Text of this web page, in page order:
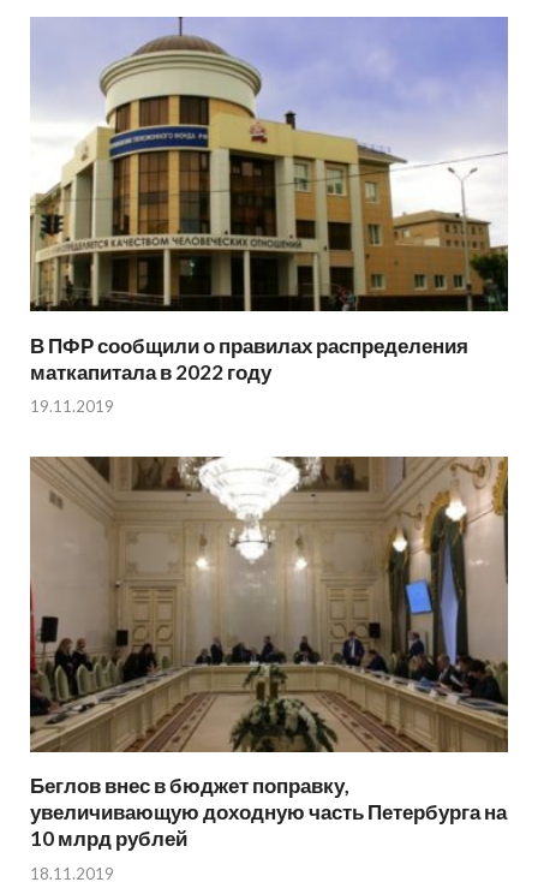
В ПФР сообщили о правилах распределения
маткапитала в 2022 году
19.11.2019
Беглов внес в бюджет поправку,
увеличивающую доходную часть Петербурга на
10 млрд рублей
18.11.2019